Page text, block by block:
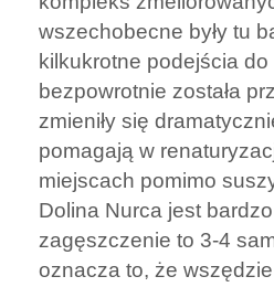
wszechobecne były tu
kilkukrotne podejścia
bezpowrotnie została
zmieniły się
pomagają w
miejscach pomimo
Dolina Nurca jest
zagęszczenie to 3-4
oznacza to, że